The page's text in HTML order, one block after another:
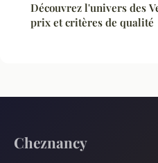
Découvrez l'univers des
prix et critères de qualité
Cheznancy